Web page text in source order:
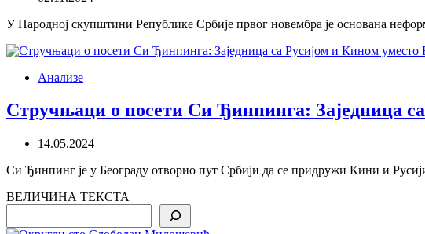
У Народној скупштини Републике Србије првог новембра је основана
Анализе
Стручњаци о посети Си Ђинпинга: Заједница
14.05.2024
Си Ђинпинг је у Београду отворио пут Србији да се придружи Кини и
ВЕЛИЧИНА ТЕКСТА